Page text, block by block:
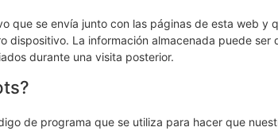
que se envía junto con las páginas de esta web y
dispositivo. La información almacenada puede ser
durante una visita posterior.
de programa que se utiliza para hacer que